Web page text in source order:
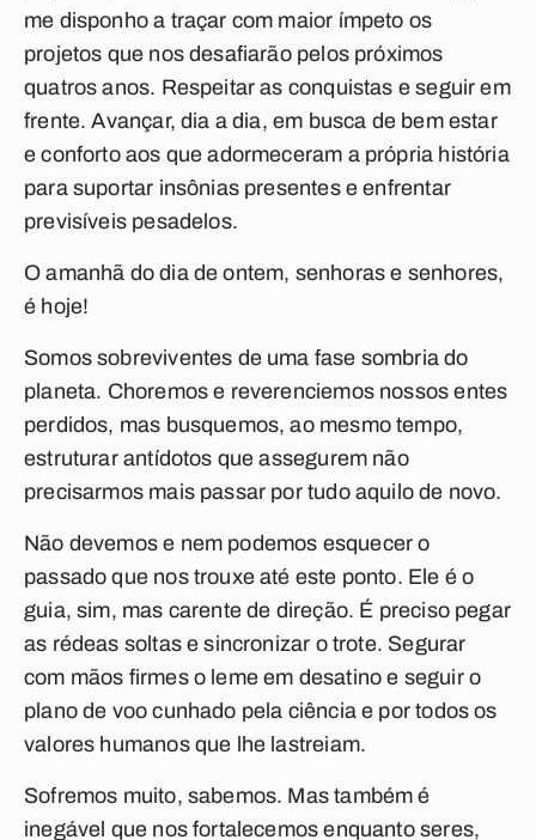
me disponho a traçar com maior ímpeto os
projetos que nos desafiarão pelos próximos
quatros anos. Respeitar as conquistas e seguir em
frente. Avançar, dia a dia, em busca de bem estar
e conforto aos que adormeceram a própria história
para suportar insônias presentes e enfrentar
previsíveis pesadelos.
O amanhã do dia de ontem, senhoras e senhores,
é hoje!
Somos sobreviventes de uma fase sombria do
planeta. Choremos e reverenciemos nossos entes
perdidos, mas busquemos, ao mesmo tempo,
estruturar antídotos que assegurem não
precisarmos mais passar por tudo aquilo de novo.
Não devemos e nem podemos esquecer o
passado que nos trouxe até este ponto. Ele é o
guia, sim, mas carente de direção. É preciso pegar
as rédeas soltas e sincronizar o trote. Segurar
com mãos firmes o leme em desatino e seguir o
plano de voo cunhado pela ciência e por todos os
valores humanos que lhe lastreiam.
Sofremos muito, sabemos. Mas também é
inegável que nos fortalecemos enquanto seres,